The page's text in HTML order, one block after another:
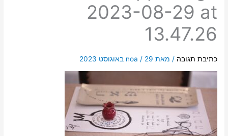
2023-08-29 at
13.47.26
כתיבת תגובה / מאת noa / 29 באוגוסט 2023